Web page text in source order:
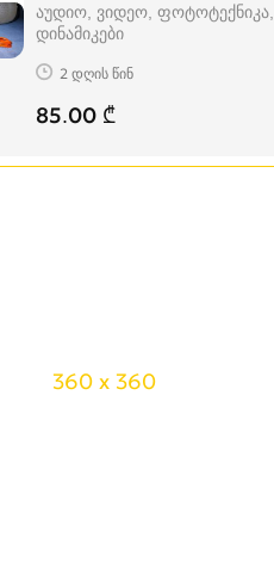
აუდიო, ვიდეო, ფოტოტექნიკა,
დინამიკები
2 დღის წინ
85.00 ₾
360 x 360